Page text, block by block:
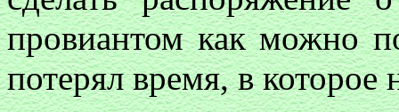
провиантом как можно
потерял время, в